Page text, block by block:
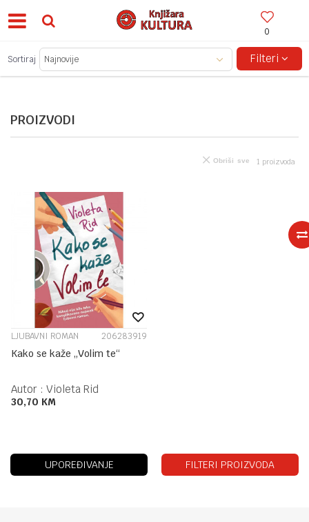
0
BESPLATNA ISPORUKA ZA IZNOSE PREKO 150KM!
PROIZVODI
Sortiraj Filteri
1 proizvoda
Obriši sve
LJUBAVNI ROMAN 206283919
Kako se kaže „Volim te“
Autor : Violeta Rid
30,70 KM
UPOREĐIVANJE FILTERI PROIZVODA